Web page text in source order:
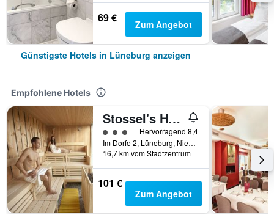
69 € Zum Angebot
Günstigste Hotels in Lüneburg anzeigen
Empfohlene Hotels
Stossel's Hotel & Restaurant
Bewertungskategorie 3
Hervorragend 8,4
Im Dorfe 2, Lüneburg, Niedersachsen, Deutschland
16,7 km vom Stadtzentrum
101 €
Zum Angebot